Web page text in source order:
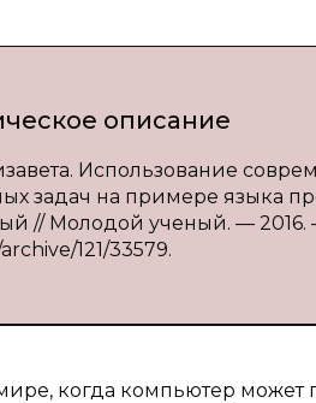
описание
Использование
задач на примере языка
// Молодой ученый. — 2016. —
121/33579.
когда компьютер может